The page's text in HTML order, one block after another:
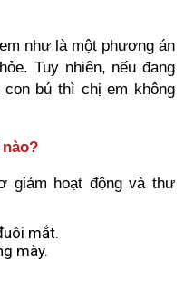
như là một phương án
Tuy nhiên, nếu đang
bú thì chị em không
giảm hoạt động và thư
mắt.
mày.